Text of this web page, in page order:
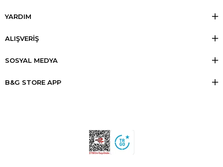
YARDIM
ALIŞVERİŞ
SOSYAL MEDYA
B&G STORE APP